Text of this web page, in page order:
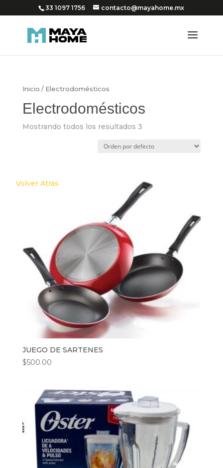
33 1097 1756 contacto@mayahome.mx
Inicio / Electrodomésticos
Electrodomésticos
Mostrando todos los resultados 3
JUEGO DE SARTENES
$500.00
Volver Atrás